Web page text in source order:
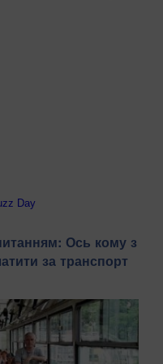
Ось кому з
за транспорт